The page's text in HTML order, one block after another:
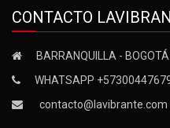
CONTACTO
BARRANQUILLA -
WHATSAPP
contacto@lavibrante.com